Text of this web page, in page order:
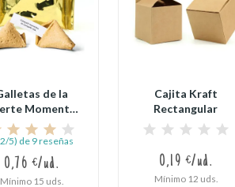
de la
Momento
de Oro
5) de 9 reseñas
0,76 €/ud.
Mínimo 15 uds.
Cajita Kraft
Rectangular
0,19 €/ud.
Mínimo 12 uds.